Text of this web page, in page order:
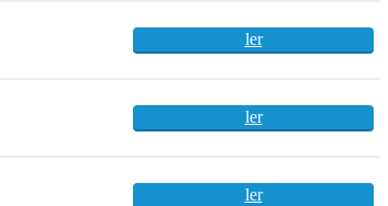
ler
ler
ler